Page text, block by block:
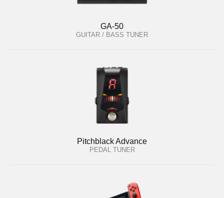
GA-50
GUITAR / BASS TUNER
Pitchblack Advance
PEDAL TUNER